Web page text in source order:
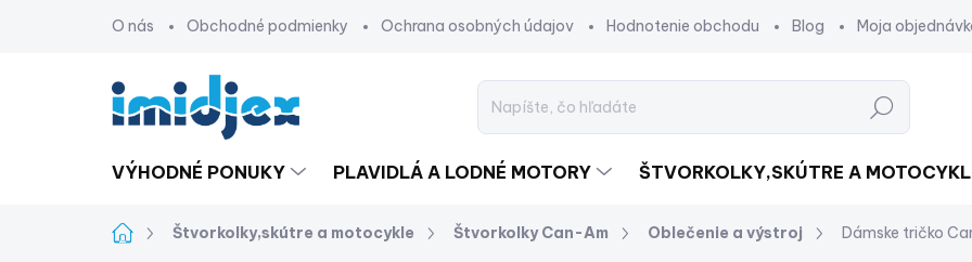
O nás Obchodné podmienky Ochrana osobných údajov Hodnotenie obchodu Blog Moja
Hľadať
VÝHODNÉ PONUKY PLAVIDLÁ A LODNÉ MOTORY ŠTVORKOLKY,SKÚTRE A
DomovŠtvorkolky,skútre a motocykle Štvorkolky Can-Am Oblečenie a výstroj Dámske tričko